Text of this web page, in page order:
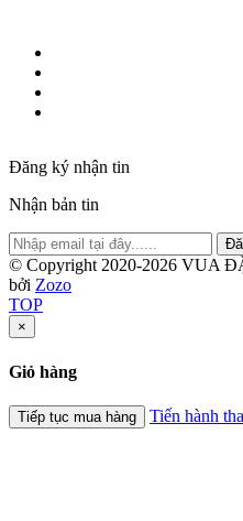
Đăng ký nhận tin
Nhận bản tin
© Copyright 2020-2026 VUA
bởi Zozo
TOP
×
Giỏ hàng
Tiếp tục mua hàng Tiến hành